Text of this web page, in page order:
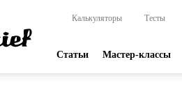
Калькуляторы Тесты
Статьи Мастер-классы